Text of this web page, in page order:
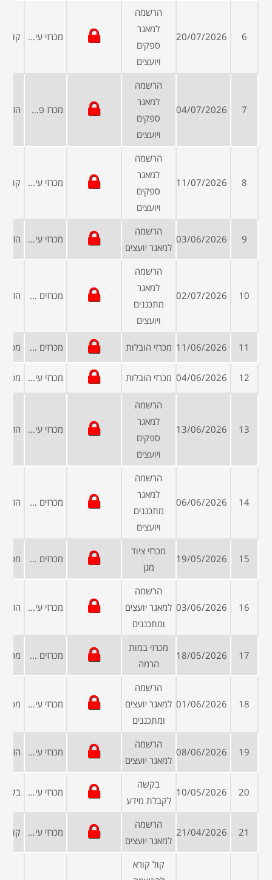
6
20/07/2026
הרשמה
למאגר
ספקים
ויועצים
מכרזי עיריות ומועצות
7
04/07/2026
הרשמה
למאגר
ספקים
ויועצים
מכרז פרטי
8
11/07/2026
הרשמה
למאגר
ספקים
ויועצים
מכרזי עיריות ומועצות
9
03/06/2026
הרשמה
למאגר יועצים
מכרזי עיריות ומועצות
10
02/07/2026
הרשמה
למאגר
מתכננים
ויועצים
מכרזים פומביים
11
11/06/2026 מכרזי הובלות מכרזים פומביים
12
04/06/2026 מכרזי הובלות מכרזי עיריות ומועצות
13
13/06/2026
הרשמה
למאגר
ספקים
ויועצים
מכרזי עיריות ומועצות
14
06/06/2026
הרשמה
למאגר
מתכננים
ויועצים
מכרזים פומביים
15
19/05/2026
מכרזי ציוד
מגן
מכרזים פומביים
16
03/06/2026
הרשמה
למאגר יועצים
ומתכננים
מכרזי עיריות ומועצות
17
18/05/2026
מכרזי במות
הרמה
מכרזים פומביים
18
01/06/2026
הרשמה
למאגר יועצים
ומתכננים
מכרזי עיריות ומועצות
19
08/06/2026
הרשמה
למאגר יועצים
מכרזי עיריות ומועצות
20
10/05/2026
בקשה
לקבלת מידע
מכרזי עיריות ומועצות
21
21/04/2026
הרשמה
למאגר יועצים
מכרזי עיריות ומועצות
קול קורא